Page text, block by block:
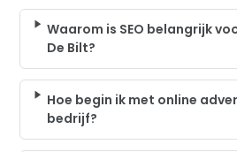
Waarom is SEO belangrijk
De Bilt?
Hoe begin ik met online
bedrijf?